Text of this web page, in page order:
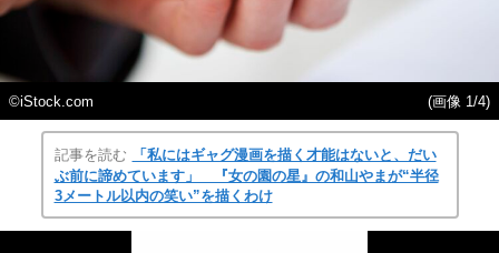
©️iStock.com (画像 1/4)
記事を読む
「私にはギャグ漫画を描く才能はないと、だい
ぶ前に諦めています」 『女の園の星』の和山やまが“半径
3メートル以内の笑い”を描くわけ